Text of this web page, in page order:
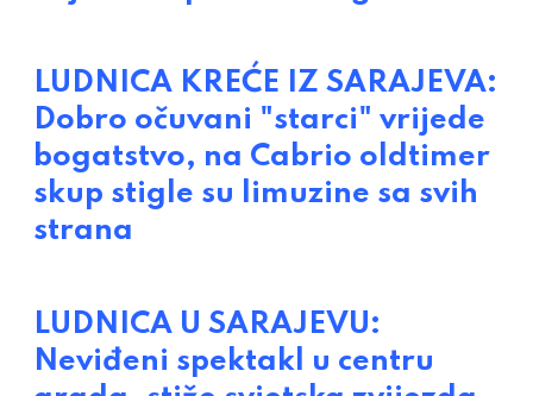
LUDNICA KREĆE IZ SARAJEVA:
Dobro očuvani "starci" vrijede
bogatstvo, na Cabrio oldtimer
skup stigle su limuzine sa svih
strana
LUDNICA U SARAJEVU:
Neviđeni spektakl u centru